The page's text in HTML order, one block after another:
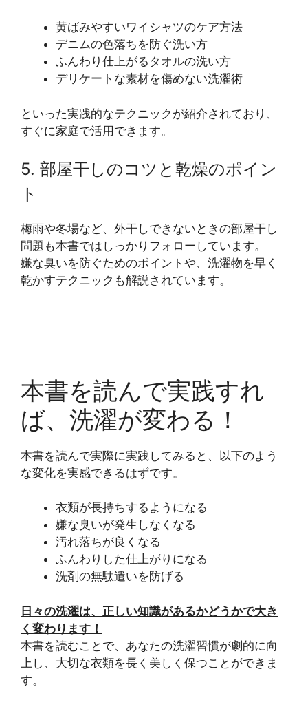
黄ばみやすいワイシャツのケア方法
デニムの色落ちを防ぐ洗い方
ふんわり仕上がるタオルの洗い方
デリケートな素材を傷めない洗濯術
といった実践的なテクニックが紹介されており、
すぐに家庭で活用できます。
5. 部屋干しのコツと乾燥のポイン
ト
梅雨や冬場など、外干しできないときの部屋干し
問題も本書ではしっかりフォローしています。
嫌な臭いを防ぐためのポイントや、洗濯物を早く
乾かすテクニックも解説されています。
本書を読んで実践すれ
ば、洗濯が変わる！
本書を読んで実際に実践してみると、以下のよう
な変化を実感できるはずです。
衣類が長持ちするようになる
嫌な臭いが発生しなくなる
汚れ落ちが良くなる
ふんわりした仕上がりになる
洗剤の無駄遣いを防げる
日々の洗濯は、正しい知識があるかどうかで大き
く変わります！
本書を読むことで、あなたの洗濯習慣が劇的に向
上し、大切な衣類を長く美しく保つことができま
す。